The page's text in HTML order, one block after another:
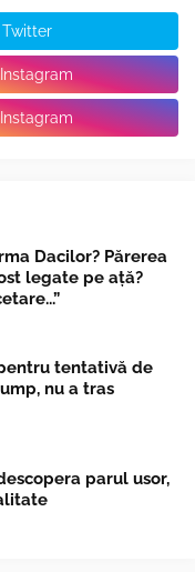
Twitter
Instagram
Instagram
Dacilor? Părerea
legate pe ață?
tentativă de
nu a tras
parul usor,